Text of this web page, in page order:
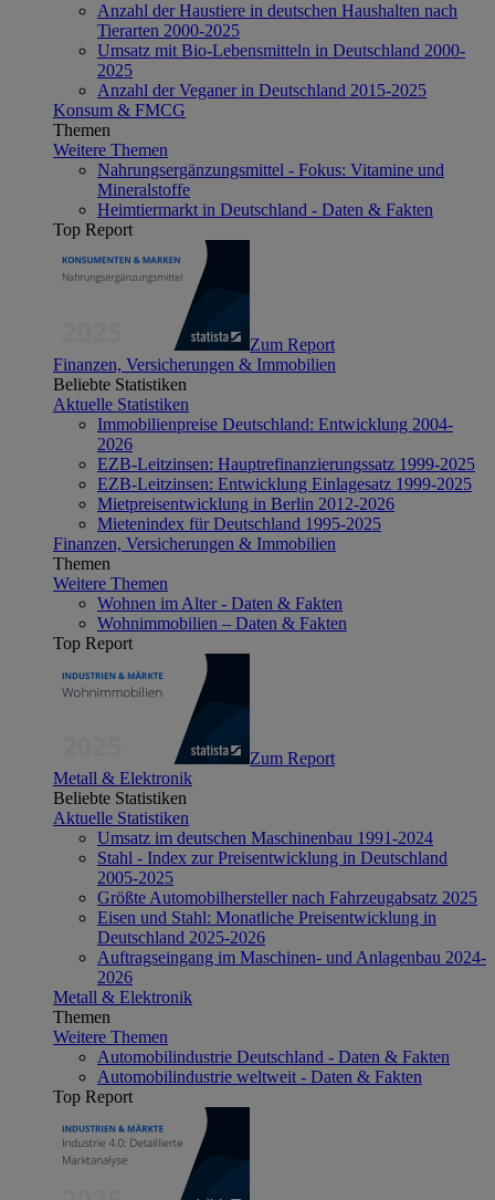
Anzahl der Haustiere in deutschen Haushalten nach
Tierarten 2000-2025
Umsatz mit Bio-Lebensmitteln in Deutschland 2000-
2025
Anzahl der Veganer in Deutschland 2015-2025
Konsum & FMCG
Themen
Weitere Themen
Nahrungsergänzungsmittel - Fokus: Vitamine und
Mineralstoffe
Heimtiermarkt in Deutschland - Daten & Fakten
Top Report
Zum Report
Finanzen, Versicherungen & Immobilien
Beliebte Statistiken
Aktuelle Statistiken
Immobilienpreise Deutschland: Entwicklung 2004-
2026
EZB-Leitzinsen: Hauptrefinanzierungssatz 1999-2025
EZB-Leitzinsen: Entwicklung Einlagesatz 1999-2025
Mietpreisentwicklung in Berlin 2012-2026
Mietenindex für Deutschland 1995-2025
Finanzen, Versicherungen & Immobilien
Themen
Weitere Themen
Wohnen im Alter - Daten & Fakten
Wohnimmobilien – Daten & Fakten
Top Report
Zum Report
Metall & Elektronik
Beliebte Statistiken
Aktuelle Statistiken
Umsatz im deutschen Maschinenbau 1991-2024
Stahl - Index zur Preisentwicklung in Deutschland
2005-2025
Größte Automobilhersteller nach Fahrzeugabsatz 2025
Eisen und Stahl: Monatliche Preisentwicklung in
Deutschland 2025-2026
Auftragseingang im Maschinen- und Anlagenbau 2024-
2026
Metall & Elektronik
Themen
Weitere Themen
Automobilindustrie Deutschland - Daten & Fakten
Automobilindustrie weltweit - Daten & Fakten
Top Report